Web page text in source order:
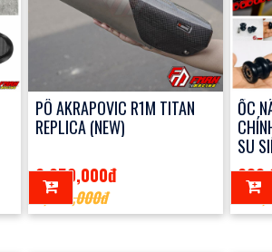
PÔ AKRAPOVIC R1M TITAN
REPLICA (NEW)
2,950,000đ
3,300,000đ
ỐC
SU